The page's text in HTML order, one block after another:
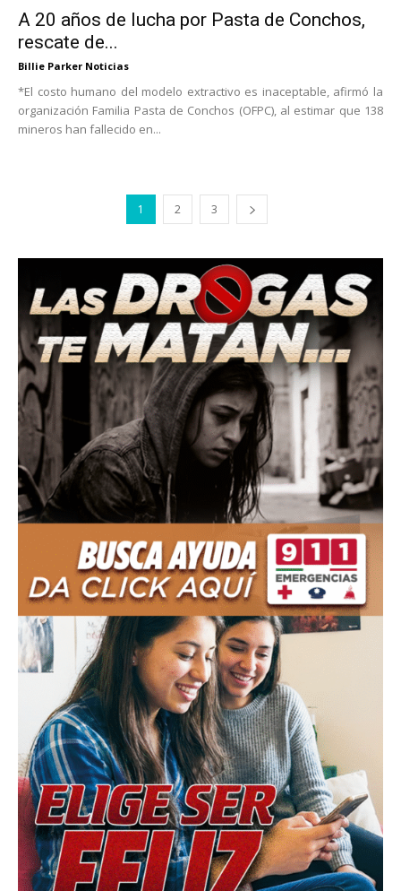
A 20 años de lucha por Pasta de Conchos,
rescate de...
Billie Parker Noticias
*El costo humano del modelo extractivo es inaceptable, afirmó la
organización Familia Pasta de Conchos (OFPC), al estimar que 138
mineros han fallecido en...
1 2 3